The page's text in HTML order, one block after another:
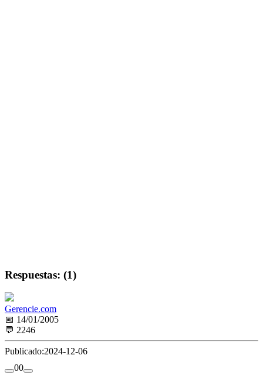
Respuestas: (1)
Gerencie.com
📅 14/01/2005
💬 2246
Publicado:2024-12-06
00